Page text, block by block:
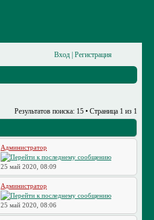
Вход Регистрация
Результатов поиска: 15 • Страница 1 из 1
Администратор
25 май 2020, 08:09
Администратор
25 май 2020, 08:06